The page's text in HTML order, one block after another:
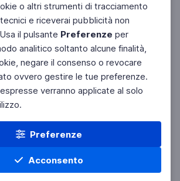
o altri strumenti di tracciamento
e riceverai pubblicità non
il pulsante Preferenze per
analitico soltanto alcune finalità,
negare il consenso o revocare
ovvero gestire le tue preferenze.
verranno applicate al solo
Preferenze
Acconsento
Twitter Instagram